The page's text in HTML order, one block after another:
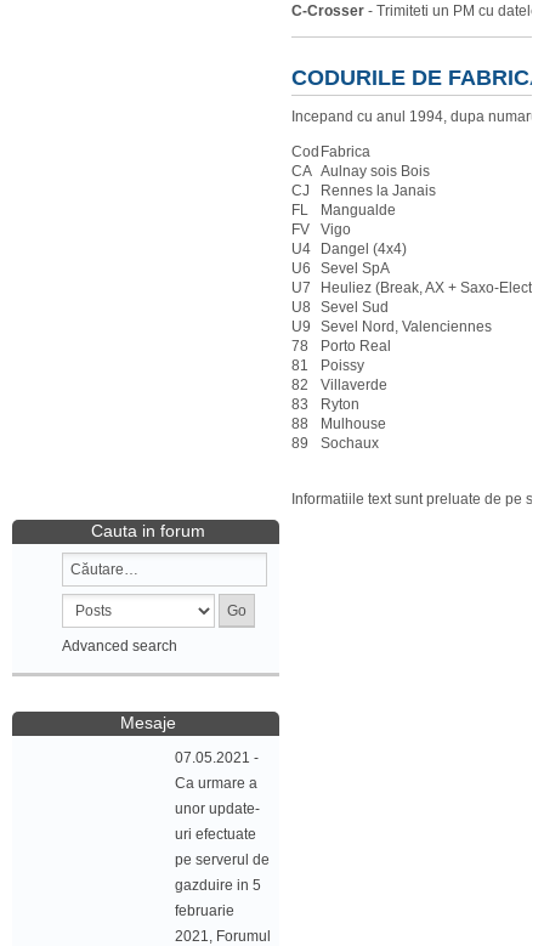
C-Crosser - Trimiteti un PM cu
CODURILE DE FABRICA
Incepand cu anul 1994, dupa
Cod Fabrica
CA Aulnay sois Bois
CJ
Rennes la Janais
FL
Mangualde
FV
Vigo
U4
Dangel (4x4)
U6
Sevel SpA
U7
Heuliez (Break, AX + Saxo-
U8
Sevel Sud
U9
Sevel Nord, Valenciennes
78
Porto Real
81
Poissy
82
Villaverde
83
Ryton
88
Mulhouse
89
Sochaux
Informatiile text sunt preluate de pe
Cauta in forum
Advanced search
Mesaje
07.05.2021 -
Ca urmare a
unor update-
uri efectuate
pe serverul de
gazduire in 5
februarie
2021, Forumul